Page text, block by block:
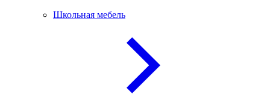
Школьная мебель